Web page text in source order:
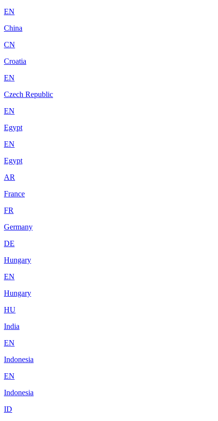
EN
China
CN
Croatia
EN
Czech Republic
EN
Egypt
EN
Egypt
AR
France
FR
Germany
DE
Hungary
EN
Hungary
HU
India
EN
Indonesia
EN
Indonesia
ID